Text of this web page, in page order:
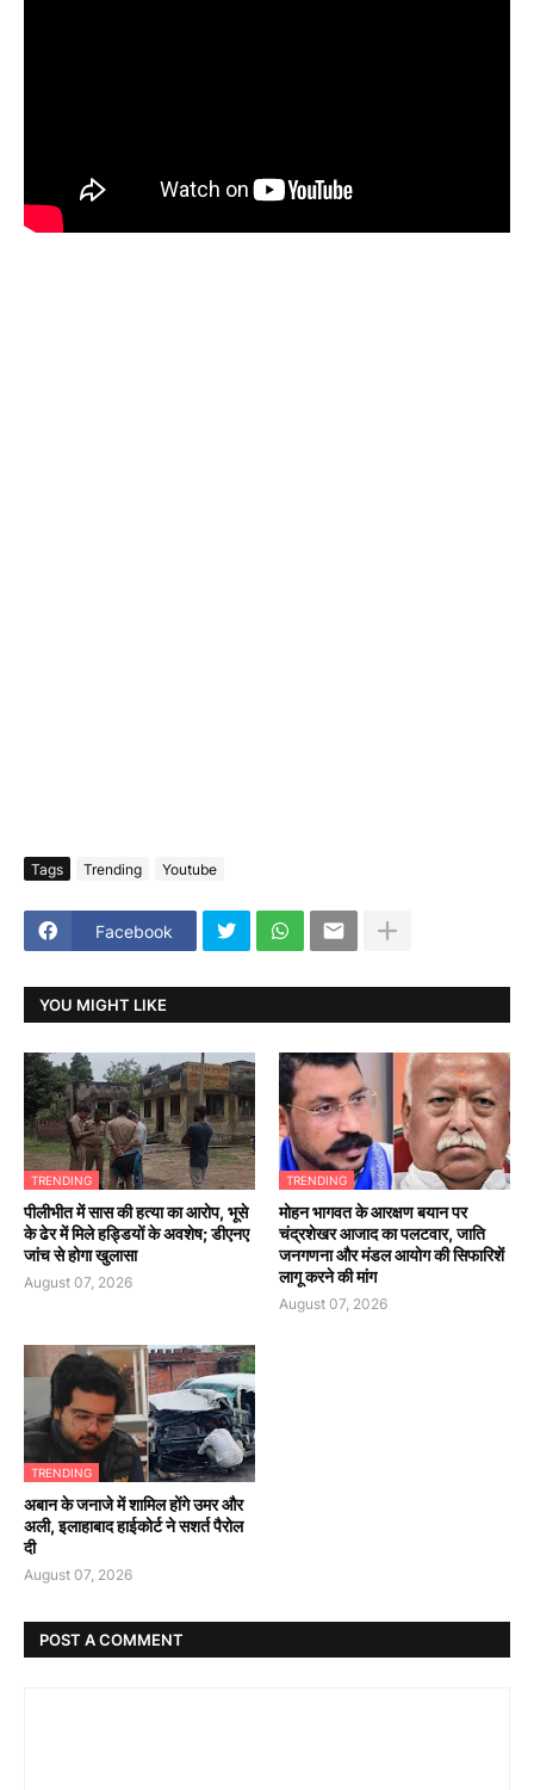
Tags Trending Youtube
Facebook
YOU MIGHT LIKE
TRENDING
पीलीभीत में सास की हत्या का आरोप, भूसे
के ढेर में मिले हड्डियों के अवशेष; डीएनए
जांच से होगा खुलासा
August 07, 2026
TRENDING
मोहन भागवत के आरक्षण बयान पर
चंद्रशेखर आजाद का पलटवार, जाति
जनगणना और मंडल आयोग की सिफारिशें
लागू करने की मांग
August 07, 2026
TRENDING
अबान के जनाजे में शामिल होंगे उमर और
अली, इलाहाबाद हाईकोर्ट ने सशर्त पैरोल
दी
August 07, 2026
POST A COMMENT